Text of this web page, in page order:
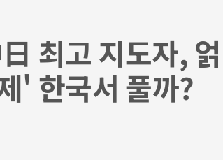
최고 지도자, 얽
' 한국서 풀까?